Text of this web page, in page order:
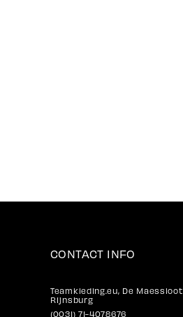
CONTACT INFO
Teamkleding.eu, De Maessloot
Rijnsburg
(0031) 71-4078676